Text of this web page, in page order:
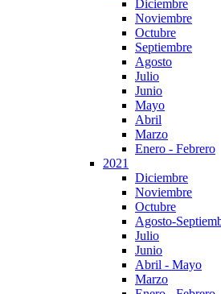
Diciembre
Noviembre
Octubre
Septiembre
Agosto
Julio
Junio
Mayo
Abril
Marzo
Enero - Febrero
2021
Diciembre
Noviembre
Octubre
Agosto-
Julio
Junio
Abril - Mayo
Marzo